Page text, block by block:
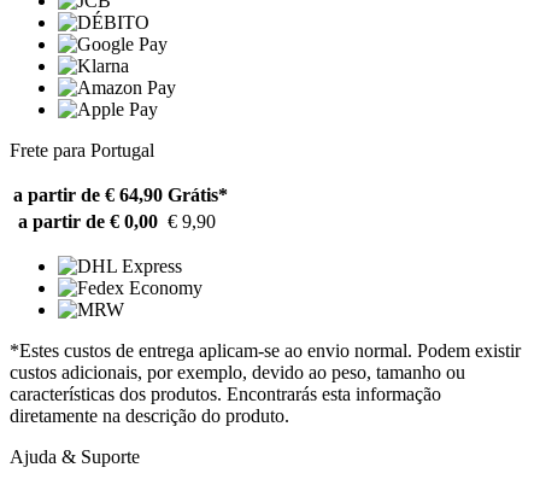
Frete para Portugal
a partir de € 64,90 Grátis*
a partir de € 0,00 € 9,90
*Estes custos de entrega aplicam-se ao envio normal. Podem existir
custos adicionais, por exemplo, devido ao peso, tamanho ou
características dos produtos. Encontrarás esta informação
diretamente na descrição do produto.
Ajuda & Suporte